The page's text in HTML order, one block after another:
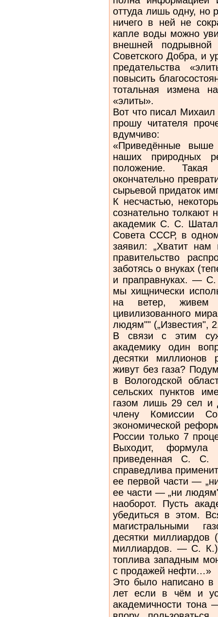
оттуда лишь одну, но
ничего в ней не
капле воды можно
внешней
Советского Добра, и
предательства
повысить
тотальная измена
«элиты».
Вот что писал
прошу читателя
вдумчиво:
«Приведённые
наших природных
положение.
окончательно
сырьевой придаток
К несчастью,
сознательно толкают
академик С. С.
Совета СССР, в
заявил: „Хватит нам
правительство
заботясь о внуках
и праправнуках. —
мы хищнически
на ветер,
цивилизованного
людям"" („Известия",
В связи с этим
академику один
десятки миллионов
живут без газа?
в Вологодской
сельских пунктов
газом лишь 29 сел и
члену Комиссии
экономической
России только 7
Выходит,
приведенная С. С.
справедлива
ее первой части —
ее части — „ни
наоборот. Пусть
убедиться в этом.
магистральными
десятки миллиардов
миллиардов. — С. К.)
топлива западным
с продажей нефти…»
Это было написано в
лет если в чём и
академичности тона